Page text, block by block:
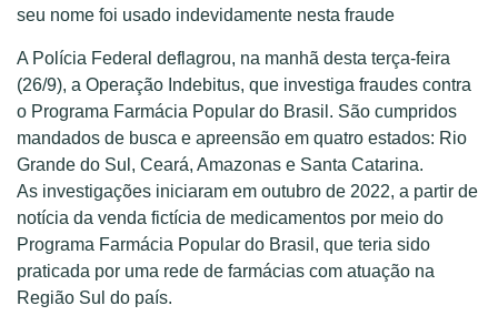
seu nome foi usado indevidamente nesta fraude
A Polícia Federal deflagrou, na manhã desta terça-feira
(26/9), a Operação Indebitus, que investiga fraudes contra
o Programa Farmácia Popular do Brasil. São cumpridos
mandados de busca e apreensão em quatro estados: Rio
Grande do Sul, Ceará, Amazonas e Santa Catarina.
As investigações iniciaram em outubro de 2022, a partir de
notícia da venda fictícia de medicamentos por meio do
Programa Farmácia Popular do Brasil, que teria sido
praticada por uma rede de farmácias com atuação na
Região Sul do país.